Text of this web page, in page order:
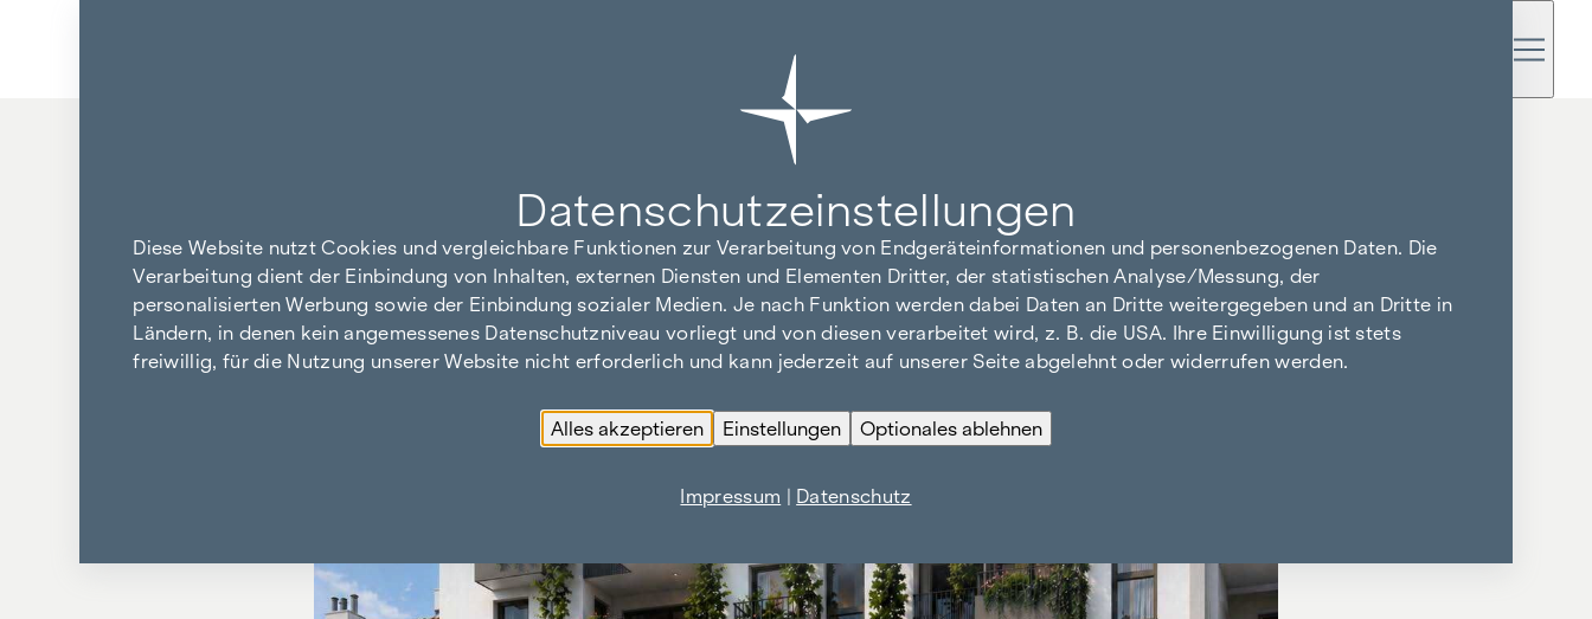
Datenschutz­einstellungen
Diese Website nutzt Cookies und vergleichbare Funktionen zur Verarbeitung von Endgeräteinformationen und personenbezogenen Daten. Die
Verarbeitung dient der Einbindung von Inhalten, externen Diensten und Elementen Dritter, der statistischen Analyse/Messung, der
personalisierten Werbung sowie der Einbindung sozialer Medien. Je nach Funktion werden dabei Daten an Dritte weitergegeben und an Dritte in
Ländern, in denen kein angemessenes Datenschutzniveau vorliegt und von diesen verarbeitet wird, z. B. die USA. Ihre Einwilligung ist stets
freiwillig, für die Nutzung unserer Website nicht erforderlich und kann jederzeit auf unserer Seite abgelehnt oder widerrufen werden.
Alles akzeptieren Einstellungen Optionales ablehnen
Impressum | Datenschutz